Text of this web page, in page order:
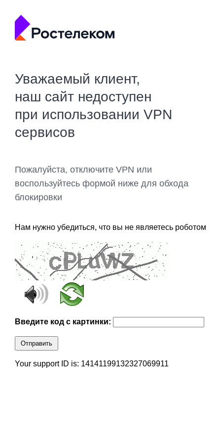
Уважаемый клиент,
наш сайт недоступен
при использовании VPN
сервисов
Пожалуйста, отключите VPN или
воспользуйтесь формой ниже для обхода
блокировки
Нам нужно убедиться, что вы не являетесь роботом
Введите код с картинки:
Отправить
Your support ID is: 14141199132327069911